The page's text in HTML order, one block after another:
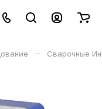
– Сварочные